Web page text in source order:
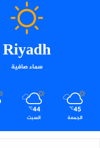
Riyadh
سماء صافية
45
℃
الجمعة
44
℃
السبت